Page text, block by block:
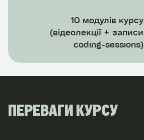
10 модулів курсу
(відеолекції + записи
coding-sessions)
ПЕРЕВАГИ КУРСУ